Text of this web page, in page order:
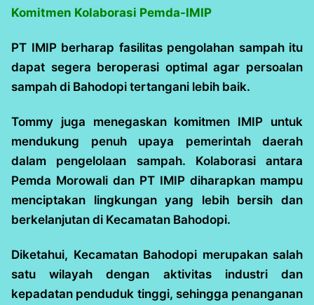
Komitmen Kolaborasi Pemda-IMIP
PT IMIP berharap fasilitas pengolahan sampah itu
dapat segera beroperasi optimal agar persoalan
sampah di Bahodopi tertangani lebih baik.
Tommy juga menegaskan komitmen IMIP untuk
mendukung penuh upaya pemerintah daerah
dalam pengelolaan sampah. Kolaborasi antara
Pemda Morowali dan PT IMIP diharapkan mampu
menciptakan lingkungan yang lebih bersih dan
berkelanjutan di Kecamatan Bahodopi.
Diketahui, Kecamatan Bahodopi merupakan salah
satu wilayah dengan aktivitas industri dan
kepadatan penduduk tinggi, sehingga penanganan